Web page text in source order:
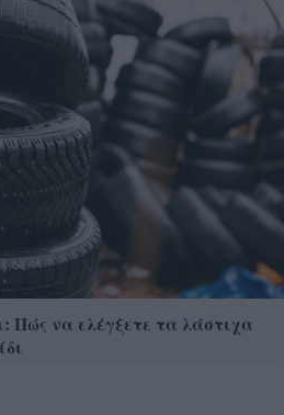
Πώς να ελέγξετε τα λάστιχα